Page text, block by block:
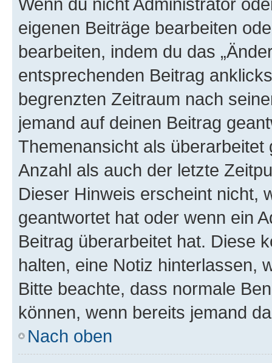
eigenen Beiträge bearbeiten
bearbeiten, indem du das
entsprechenden Beitrag
begrenzten Zeitraum nach
jemand auf deinen Beitrag
Themenansicht als
Anzahl als auch der letzte
Dieser Hinweis erscheint nicht,
geantwortet hat oder wenn ein
Beitrag überarbeitet hat. Diese
halten, eine Notiz hinterlassen,
Bitte beachte, dass normale
können, wenn bereits jemand
Nach oben